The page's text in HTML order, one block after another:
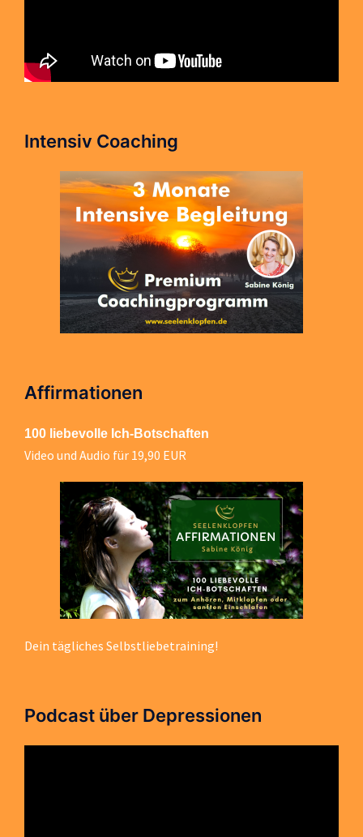
Intensiv Coaching
Affirmationen
100 liebevolle Ich-Botschaften
Video und Audio für 19,90 EUR
Dein tägliches Selbstliebetraining!
Podcast über Depressionen